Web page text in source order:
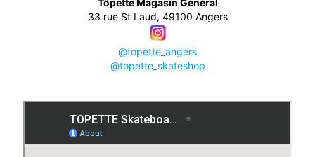
Tôpette Magasin Général
33 rue St Laud, 49100 Angers
@topette_angers
@topette_skateshop